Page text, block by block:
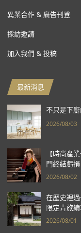
異業合作 & 廣告刊登
採訪邀請
加入我們 & 投稿
最新消息
不只是下
2026/08/03
【時尚產
門終結虧
報亮眼
2026/08/02
在歷史裡
限定青旅
2026/08/01